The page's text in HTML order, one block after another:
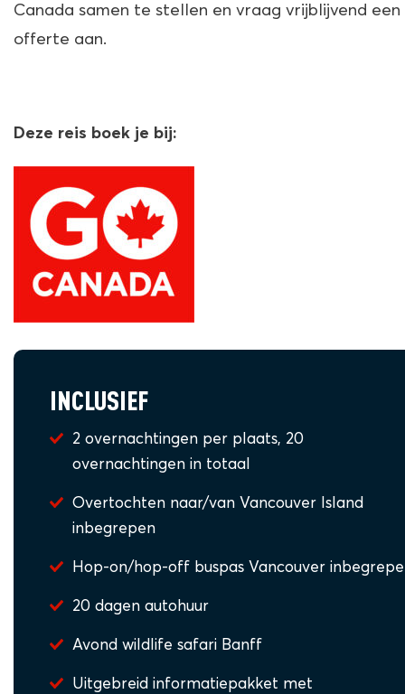
Canada samen te stellen en vraag vrijblijvend een
offerte aan.
Deze reis boek je bij:
INCLUSIEF
2 overnachtingen per plaats, 20
overnachtingen in totaal
Overtochten naar/van Vancouver Island
inbegrepen
Hop-on/hop-off buspas Vancouver
20 dagen autohuur
Avond wildlife safari Banff
Uitgebreid informatiepakket met